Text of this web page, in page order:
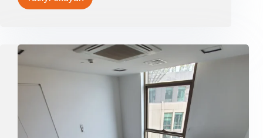
Yeni